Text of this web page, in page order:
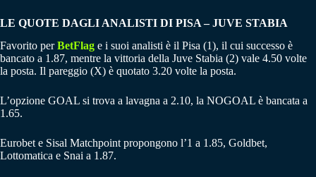
LE QUOTE DAGLI ANALISTI DI PISA – JUVE STABIA
Favorito perBetFlag e i suoi analisti è il Pisa (1), il cui successo è
bancato a 1.87, mentre la vittoria della Juve Stabia (2) vale 4.50 volte
la posta. Il pareggio (X) è quotato 3.20 volte la posta.
L’opzione GOAL si trova a lavagna a 2.10, la NOGOAL è bancata a
1.65.
Eurobet e Sisal Matchpoint propongono l’1 a 1.85, Goldbet,
Lottomatica e Snai a 1.87.